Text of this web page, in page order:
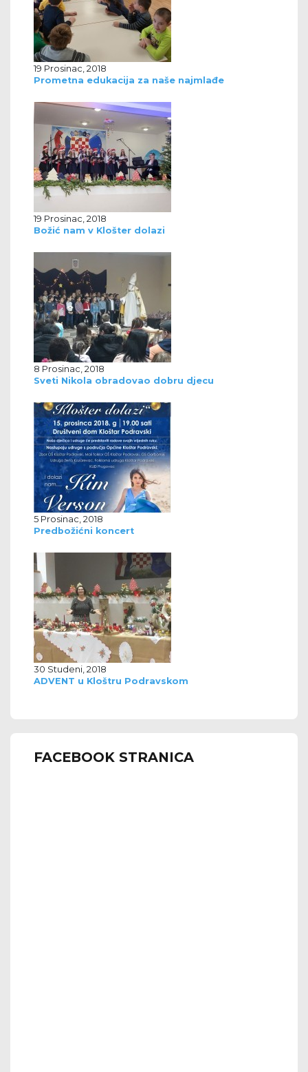
19 Prosinac, 2018
Prometna edukacija za naše najmlađe
19 Prosinac, 2018
Božić nam v Klošter dolazi
8 Prosinac, 2018
Sveti Nikola obradovao dobru djecu
5 Prosinac, 2018
Predbožićni koncert
30 Studeni, 2018
ADVENT u Kloštru Podravskom
FACEBOOK STRANICA